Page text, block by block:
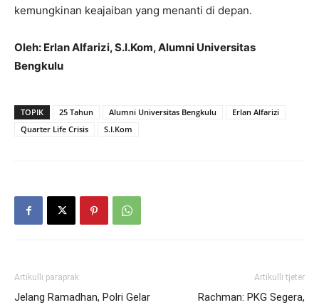
kemungkinan keajaiban yang menanti di depan.
Oleh: Erlan Alfarizi, S.I.Kom, Alumni Universitas
Bengkulu
TOPIK 25 Tahun Alumni Universitas Bengkulu
Erlan Alfarizi
Quarter Life Crisis
S.I.Kom
Artikulli paraprak
Jelang Ramadhan, Polri Gelar
Artikulli tjetër
Rachman: PKG Segera,